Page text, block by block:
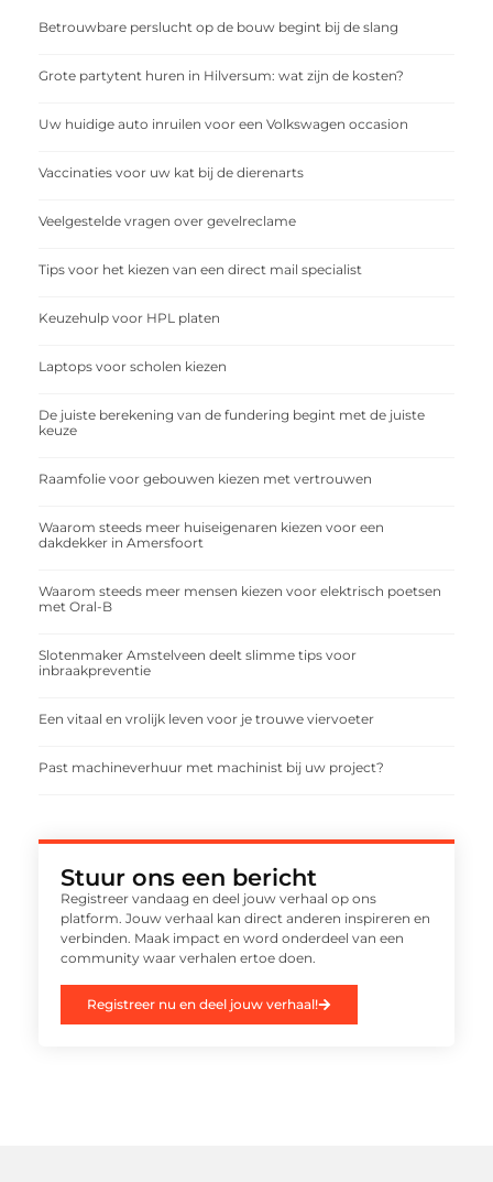
Betrouwbare perslucht op de bouw begint bij de slang
Grote partytent huren in Hilversum: wat zijn de kosten?
Uw huidige auto inruilen voor een Volkswagen occasion
Vaccinaties voor uw kat bij de dierenarts
Veelgestelde vragen over gevelreclame
Tips voor het kiezen van een direct mail specialist
Keuzehulp voor HPL platen
Laptops voor scholen kiezen
De juiste berekening van de fundering begint met de juiste
keuze
Raamfolie voor gebouwen kiezen met vertrouwen
Waarom steeds meer huiseigenaren kiezen voor een
dakdekker in Amersfoort
Waarom steeds meer mensen kiezen voor elektrisch poetsen
met Oral-B
Slotenmaker Amstelveen deelt slimme tips voor
inbraakpreventie
Een vitaal en vrolijk leven voor je trouwe viervoeter
Past machineverhuur met machinist bij uw project?
Stuur ons een bericht
Registreer vandaag en deel jouw verhaal op ons
platform. Jouw verhaal kan direct anderen inspireren en
verbinden. Maak impact en word onderdeel van een
community waar verhalen ertoe doen.
Registreer nu en deel jouw verhaal!